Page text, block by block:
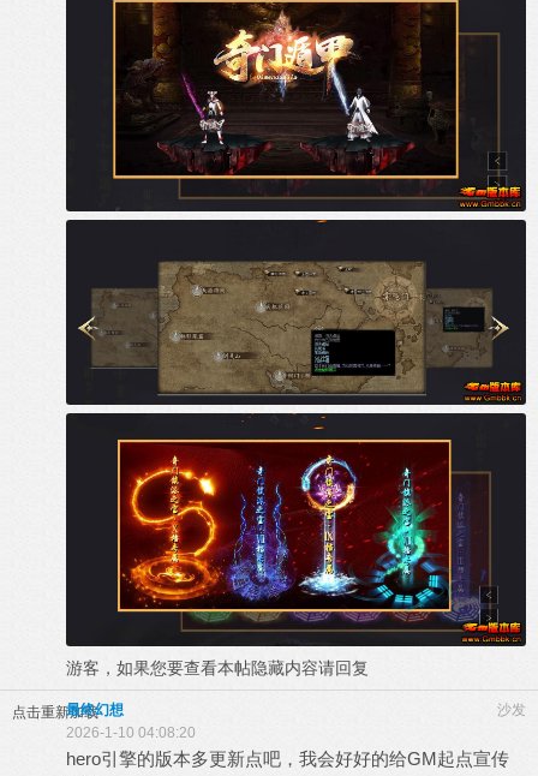
游客，如果您要查看本帖隐藏内容请回复
点击重新加载 沙发
最终幻想
2026-1-10 04:08:20
hero引擎的版本多更新点吧，我会好好的给GM起点宣传